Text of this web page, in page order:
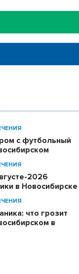
с футбольный
2026
в Новосибирске
что грозит
в